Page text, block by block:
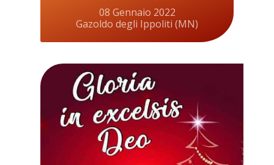
08 Gennaio 2022
Gazoldo degli Ippoliti (MN)